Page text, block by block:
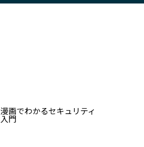
漫画でわかるセキュリティ
入門